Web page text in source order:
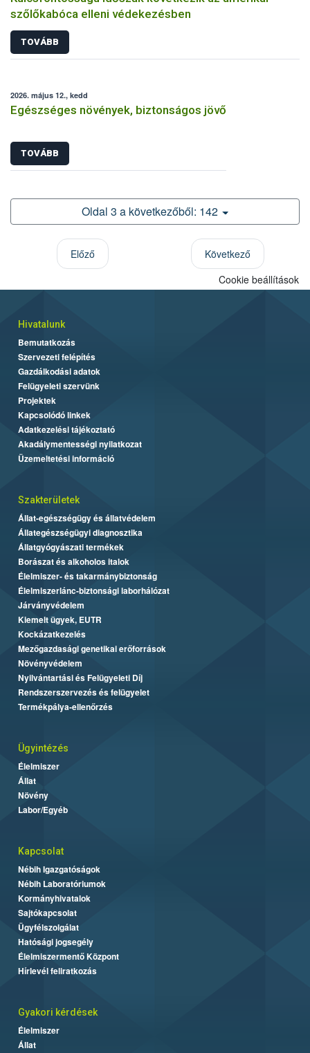
szőlőkabóca elleni védekezésben
TOVÁBB
2026. május 12., kedd
Egészséges növények, biztonságos jövő
TOVÁBB
Oldal 3 a következőből: 142
Előző
Következő
Cookie beállítások
Hivatalunk
Bemutatkozás
Szervezeti felépítés
Gazdálkodási adatok
Felügyeleti szervünk
Projektek
Kapcsolódó linkek
Adatkezelési tájékoztató
Akadálymentességi nyilatkozat
Üzemeltetési információ
Szakterületek
Állat-egészségügy és állatvédelem
Állategészségügyi diagnosztika
Állatgyógyászati termékek
Borászat és alkoholos italok
Élelmiszer- és takarmánybiztonság
Élelmiszerlánc-biztonsági laborhálózat
Járványvédelem
Kiemelt ügyek, EUTR
Kockázatkezelés
Mezőgazdasági genetikai erőforrások
Növényvédelem
Nyilvántartási és Felügyeleti Díj
Rendszerszervezés és felügyelet
Termékpálya-ellenőrzés
Ügyintézés
Élelmiszer
Állat
Növény
Labor/Egyéb
Kapcsolat
Nébih Igazgatóságok
Nébih Laboratóriumok
Kormányhivatalok
Sajtókapcsolat
Ügyfélszolgálat
Hatósági jogsegély
Élelmiszermentő Központ
Hírlevél feliratkozás
Gyakori kérdések
Élelmiszer
Állat